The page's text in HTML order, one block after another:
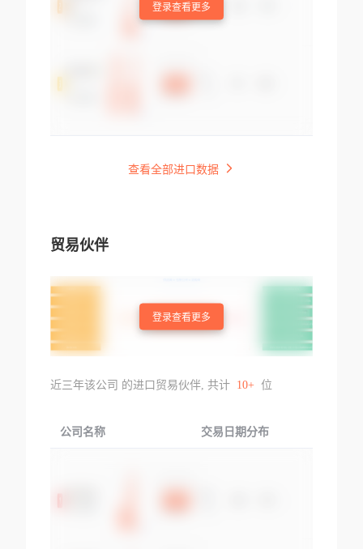
登录查看更多
查看全部进口数据
贸易伙伴
登录查看更多
近三年该公司 的进口贸易伙伴, 共计 10+ 位
公司名称 交易日期分布